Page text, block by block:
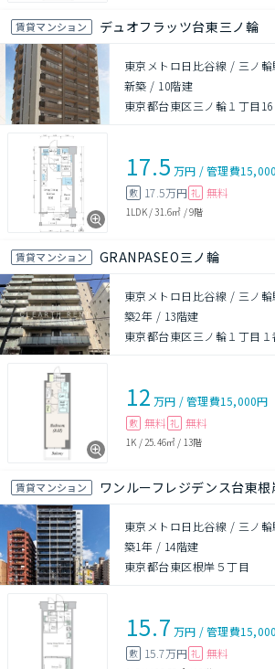
賃貸マンション デュオフラッツ台東三ノ輪
東京メトロ日比谷線 / 三ノ
新築 / 10階建
東京都台東区三ノ輪１丁目16
17.5 万円 /管理費
敷 17.5万円 礼 無料
1LDK/31.6㎡ /9階
賃貸マンション GRANPASEO三ノ輪
東京メトロ日比谷線 / 三ノ
築2年 / 13階建
東京都台東区三ノ輪１丁目１
12 万円 /管理費15,000円
敷 無料 礼 無料
1K / 25.46㎡ / 13階
賃貸マンション ワンルーフレジデンス台東根
東京メトロ日比谷線 / 三ノ
築1年 / 14階建
東京都台東区根岸５丁目
15.7 万円 /管理費
敷 15.7万円 礼 無料